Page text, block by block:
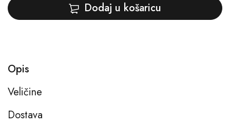
Dodaj u košaricu
Opis
Veličine
Dostava